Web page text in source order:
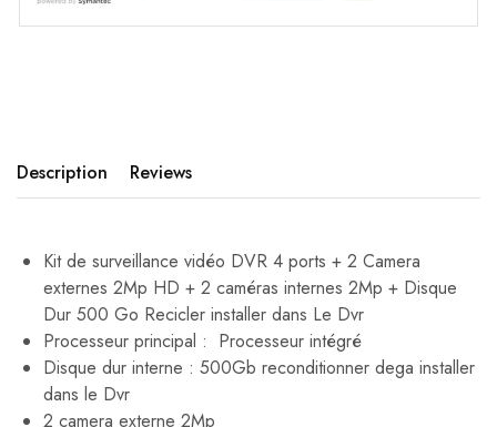
Description Reviews
Kit de surveillance vidéo DVR 4 ports + 2 Camera
externes 2Mp HD + 2 caméras internes 2Mp + Disque
Dur 500 Go Recicler installer dans Le Dvr
Processeur principal : Processeur intégré
Disque dur interne : 500Gb reconditionner dega installer
dans le Dvr
2 camera externe 2Mp